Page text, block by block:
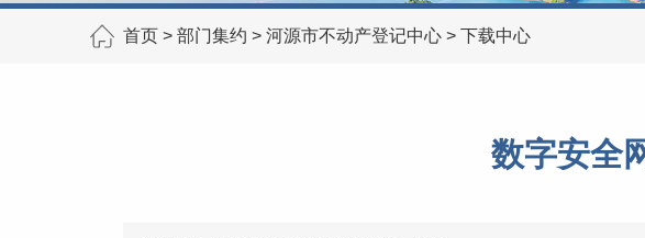
首页 > 部门集约 > 河源市不动产登记中心 > 下载中心
数字安全